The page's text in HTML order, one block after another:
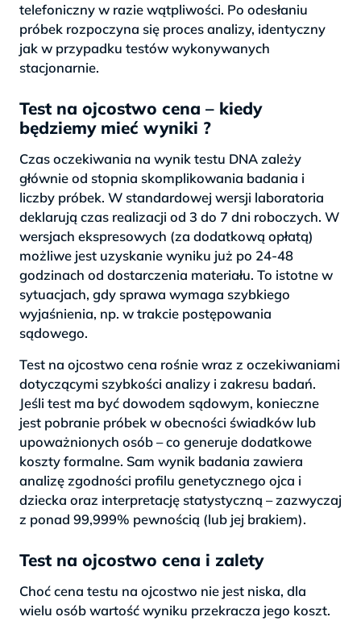
telefoniczny w razie wątpliwości. Po odesłaniu
próbek rozpoczyna się proces analizy, identyczny
jak w przypadku testów wykonywanych
stacjonarnie.
Test na ojcostwo cena – kiedy
będziemy mieć wyniki ?
Czas oczekiwania na wynik testu DNA zależy
głównie od stopnia skomplikowania badania i
liczby próbek. W standardowej wersji laboratoria
deklarują czas realizacji od 3 do 7 dni roboczych. W
wersjach ekspresowych (za dodatkową opłatą)
możliwe jest uzyskanie wyniku już po 24-48
godzinach od dostarczenia materiału. To istotne w
sytuacjach, gdy sprawa wymaga szybkiego
wyjaśnienia, np. w trakcie postępowania
sądowego.
Test na ojcostwo cena rośnie wraz z oczekiwaniami
dotyczącymi szybkości analizy i zakresu badań.
Jeśli test ma być dowodem sądowym, konieczne
jest pobranie próbek w obecności świadków lub
upoważnionych osób – co generuje dodatkowe
koszty formalne. Sam wynik badania zawiera
analizę zgodności profilu genetycznego ojca i
dziecka oraz interpretację statystyczną – zazwyczaj
z ponad 99,999% pewnością (lub jej brakiem).
Test na ojcostwo cena i zalety
Choć cena testu na ojcostwo nie jest niska, dla
wielu osób wartość wyniku przekracza jego koszt.